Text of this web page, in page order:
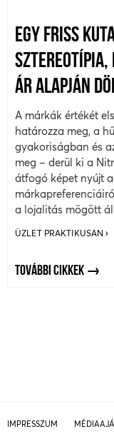
EGY FRISS
SZTEREOTÍPIA,
ÁR ALAPJÁN
A márkák értékét
határozza meg, a
gyakoriságban és
meg – derül ki a
átfogó képet nyújt
a lojalitás mögött
ÜZLET PRAKTIKUSAN
TOVÁBBI CIKKEK
IMPRESSZUM